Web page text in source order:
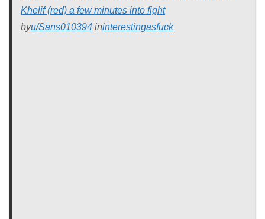
Khelif (red) a few minutes into fight
byu/Sans010394 ininterestingasfuck